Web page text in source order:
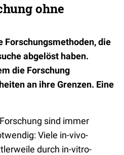
ohne
die
abgelöst haben.
die Forschung
an ihre Grenzen. Eine
sind immer
Viele in-vivo-
durch in-vitro-